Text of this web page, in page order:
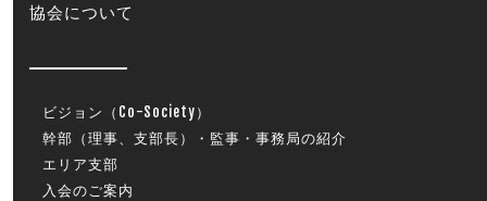
協会について
ビジョン（Co-Society）
幹部（理事、支部長）・監事・事務局の紹介
エリア支部
入会のご案内